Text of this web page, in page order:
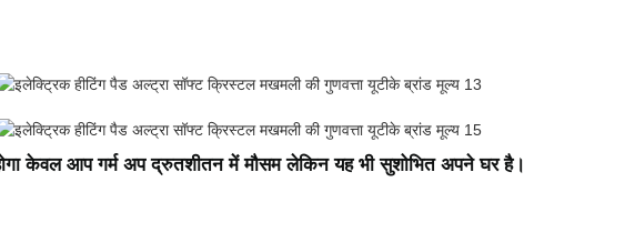
केवल आप गर्म अप द्रुतशीतन में मौसम लेकिन यह भी सुशोभित अपने घर है।